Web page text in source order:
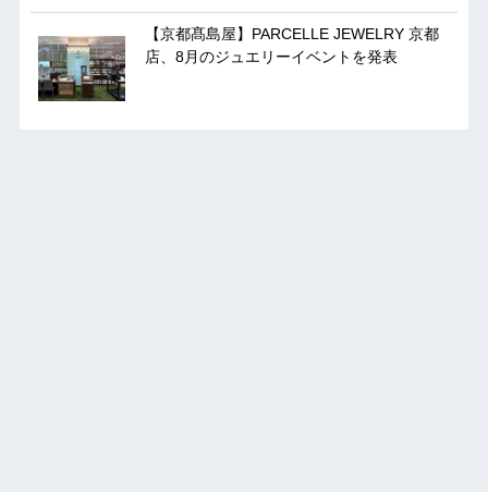
【京都髙島屋】PARCELLE JEWELRY 京都
店、8月のジュエリーイベントを発表